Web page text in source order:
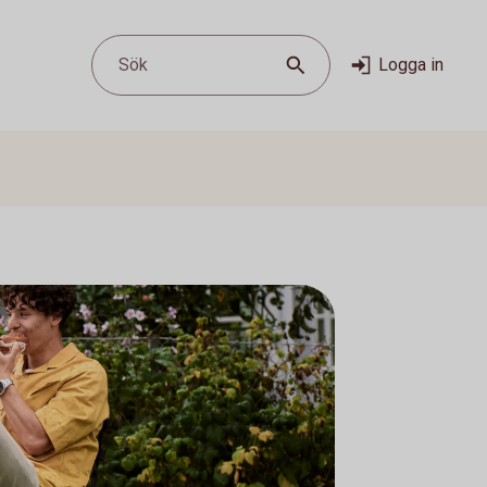
Sök Logga in